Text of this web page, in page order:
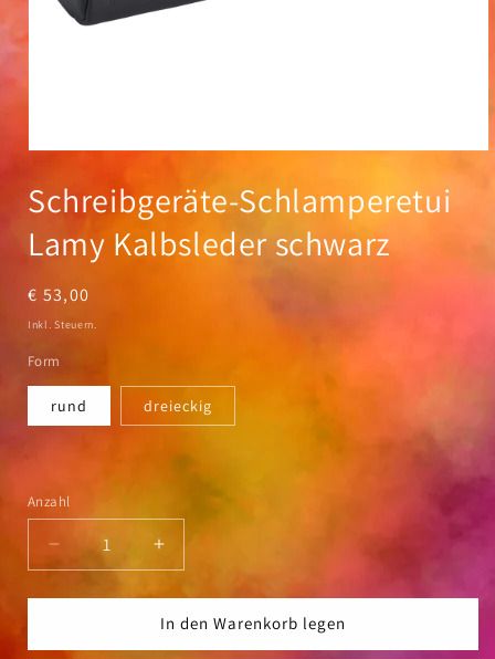
in
Modal
Schreibgeräte-Schlamperetui
Lamy Kalbsleder schwarz
Normaler
Preis
€ 53,00
Inkl. Steuern.
Form
rund dreieckig
Anzahl
Anzahl
Verringere
die
Menge
Schreibgeräte-
Erhöhe
die
Menge
für
Schreibgeräte-
In den Warenkorb legen